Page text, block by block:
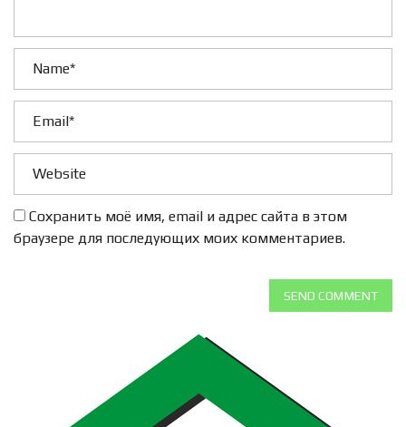
Сохранить моё имя, email и адрес сайта в этом
браузере для последующих моих комментариев.
SEND COMMENT